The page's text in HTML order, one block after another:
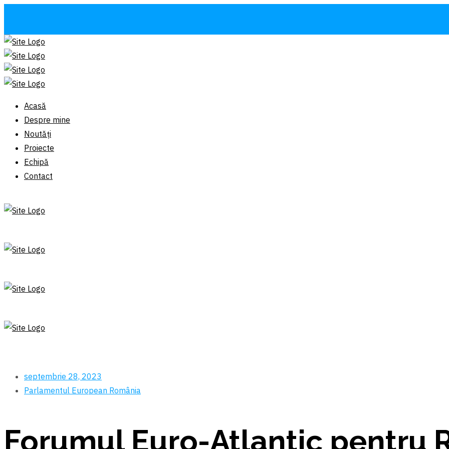
Acasă
Despre mine
Noutăți
Proiecte
Echipă
Contact
septembrie 28, 2023
Parlamentul European România
Forumul Euro-Atlantic pentru